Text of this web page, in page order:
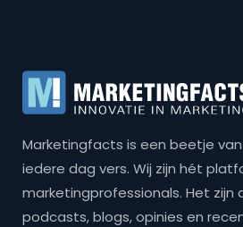
Marketingfacts is een beetje
iedere dag vers. Wij zijn hét
marketingprofessionals. Het zijn
podcasts, blogs, opinies en